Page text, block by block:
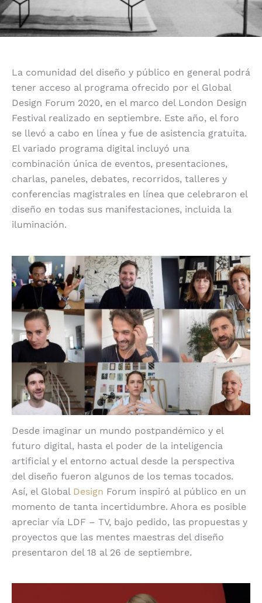
La comunidad del diseño y público en general podrá
tener acceso al programa ofrecido por el Global
Design Forum 2020, en el marco del London Design
Festival realizado en septiembre. Este año, el foro
se llevó a cabo en línea y fue de asistencia gratuita.
El variado programa digital incluyó una
combinación única de eventos, presentaciones,
charlas, paneles, debates, recorridos, talleres y
conferencias magistrales en línea que celebraron el
diseño en todas sus manifestaciones, incluida la
iluminación.
Desde imaginar un mundo postpandémico y el
futuro digital, hasta el poder de la inteligencia
artificial y el entorno actual desde la perspectiva
del diseño fueron algunos de los temas tocados.
Así, el Global Design Forum inspiró al público en un
momento de tanta incertidumbre. Ahora es posible
apreciar vía LDF – TV, bajo pedido, las propuestas y
proyectos que las mentes maestras del diseño
presentaron del 18 al 26 de septiembre.